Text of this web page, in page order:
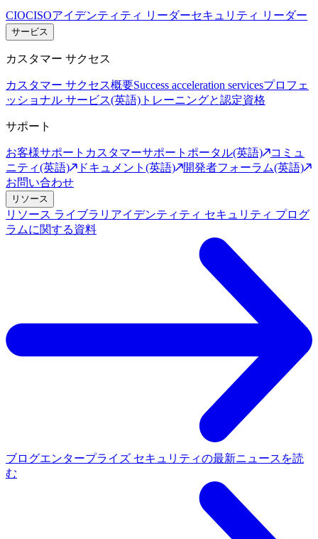
CIOCISOアイデンティティ リーダーセキュリティ リーダー
サービス
カスタマー サクセス
カスタマー サクセス概要Success acceleration servicesプロフェ
ッショナル サービス(英語) トレーニングと認定資格
サポート
お客様サポート カスタマーサポートポータル(英語)
コミュ
ニティ(英語)
ドキュメント(英語)
開発者フォーラム(英語)
お問い合わせ
リソース
リソース ライブラリ アイデンティティ セキュリティ プログ
ラムに関する資料
ブログエンタープライズ セキュリティの最新ニュースを読
む